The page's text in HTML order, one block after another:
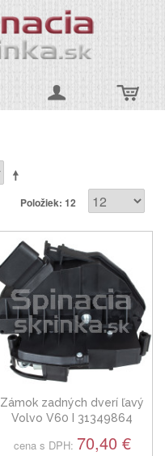
Položiek: 12
Zámok zadných dverí ľavý
Volvo V60 I 31349864
cena s DPH: 70,40 €